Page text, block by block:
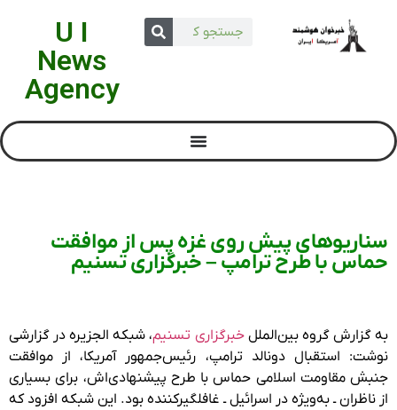
U I
News
Agency
سناریوهای پیش روی غزه پس از موافقت
حماس با طرح ترامپ – خبرگزاری تسنیم
به گزارش گروه بین‌المللخبرگزاری تسنیم، شبکه الجزیره در گزارشی
نوشت: استقبال دونالد ترامپ، رئیس‌جمهور آمریکا، از موافقت
جنبش مقاومت اسلامی حماس با طرح پیشنهادی‌اش، برای بسیاری
از ناظران ـ به‌ویژه در اسرائیل ـ غافلگیرکننده بود. این شبکه افزود که